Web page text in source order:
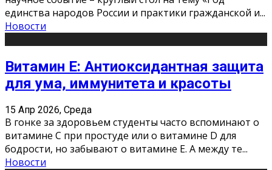
единства народов России и практики гражданской и...
Новости
Витамин Е: Антиоксидантная защита
для ума, иммунитета и красоты
15 Апр 2026, Среда
В гонке за здоровьем студенты часто вспоминают о
витамине С при простуде или о витамине D для
бодрости, но забывают о витамине Е. А между те...
Новости